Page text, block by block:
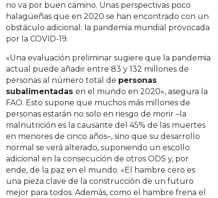
no va por buen camino. Unas perspectivas poco
halagüeñas que en 2020 se han encontrado con un
obstáculo adicional: la pandemia mundial provocada
por la COVID-19.
«Una evaluación preliminar sugiere que la pandemia
actual puede añadir entre 83 y 132 millones de
personas al número total de personas
subalimentadas en el mundo en 2020», asegura la
FAO. Esto supone que muchos más millones de
personas estarán no solo en riesgo de morir –la
malnutrición es la causante del 45% de las muertes
en menores de cinco años–, sino que su desarrollo
normal se verá alterado, suponiendo un escollo
adicional en la consecución de otros ODS y, por
ende, de la paz en el mundo. «El hambre cero es
una pieza clave de la construcción de un futuro
mejor para todos. Además, como el hambre frena el